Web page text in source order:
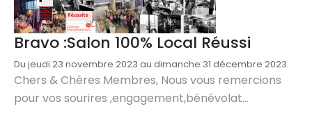
Bravo :Salon 100% Local Réussi
Du jeudi 23 novembre 2023 au dimanche 31 décembre 2023
Chers & Chères Membres, Nous vous remercions
pour vos sourires ,engagement,bénévolat...